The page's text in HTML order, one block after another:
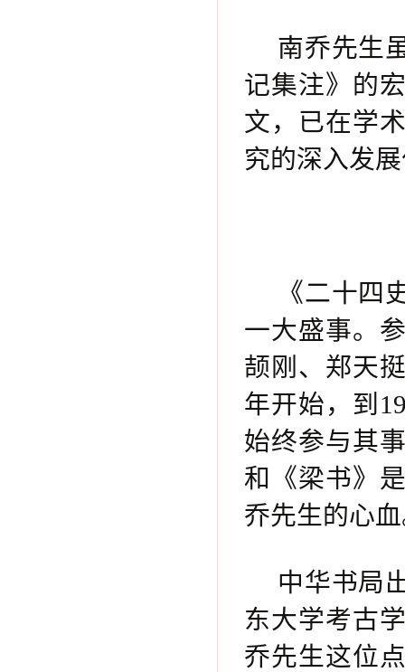
南乔先生
记集注》的
文，已在学
究的深入发
《二十四
一大盛事。
颉刚、郑天
年开始，到
始终参与其
和《梁书》
乔先生的心
中华书局
东大学考古
乔先生这位